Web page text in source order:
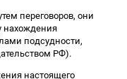
переговоров, они
нахождения
подсудности,
РФ).
настоящего